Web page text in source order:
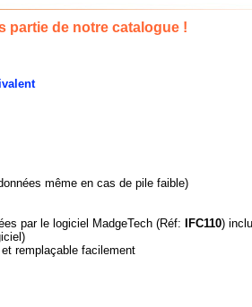
partie de notre catalogue !
même en cas de pile faible)
par le logiciel MadgeTech (Réf:
IFC110)
remplaçable facilement